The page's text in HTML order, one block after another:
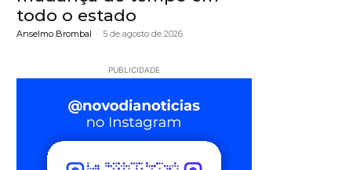
todo o estado
Anselmo Brombal - 5 de agosto de 2026
PUBLICIDADE